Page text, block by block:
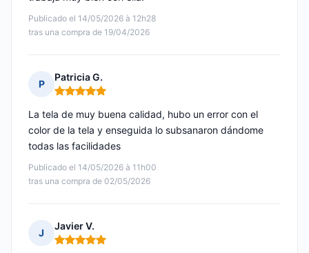
Publicado el 14/05/2026 à 12h28
tras una compra de 19/04/2026
P
Patricia G.
Nota: 5 de 5
Publicado el 14/05/2026 à 11h00
tras una compra de 02/05/2026
La tela de muy buena calidad, hubo un error con el
color de la tela y enseguida lo subsanaron dándome
todas las facilidades
J
Javier V.
Nota: 5 de 5